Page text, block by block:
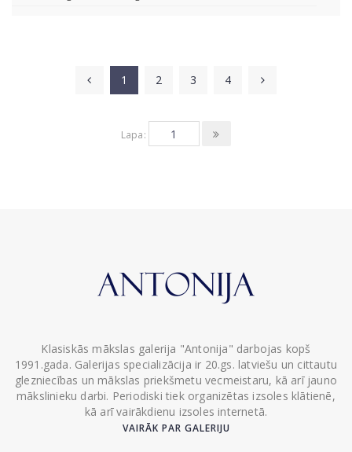
1 2 3 4
Lapa:
Klasiskās mākslas galerija "Antonija" darbojas kopš
1991.gada. Galerijas specializācija ir 20.gs. latviešu un cittautu
glezniecības un mākslas priekšmetu vecmeistaru, kā arī jauno
mākslinieku darbi. Periodiski tiek organizētas izsoles klātienē,
kā arī vairākdienu izsoles internetā.
VAIRĀK PAR GALERIJU